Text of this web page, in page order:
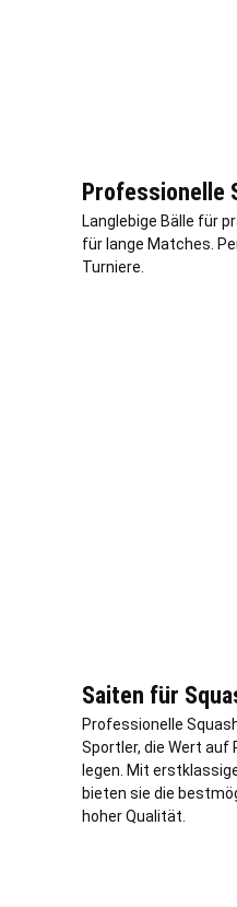
Professionelle
Langlebige Bälle für
für lange Matches.
Turniere.
Saiten für
Professionelle
Sportler, die Wert auf
legen. Mit
bieten sie die
hoher Qualität.